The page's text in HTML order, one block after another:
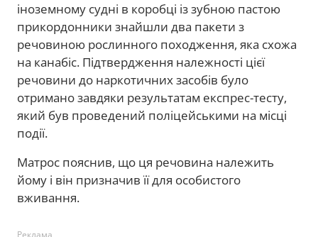
іноземному судні в коробці із зубною пастою
прикордонники знайшли два пакети з
речовиною рослинного походження, яка схожа
на канабіс. Підтвердження належності цієї
речовини до наркотичних засобів було
отримано завдяки результатам експрес-тесту,
який був проведений поліцейськими на місці
події.
Матрос пояснив, що ця речовина належить
йому і він призначив її для особистого
вживання.
Реклама